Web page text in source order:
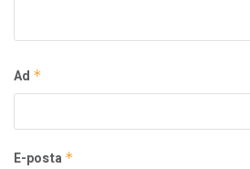
Ad *
E-posta *